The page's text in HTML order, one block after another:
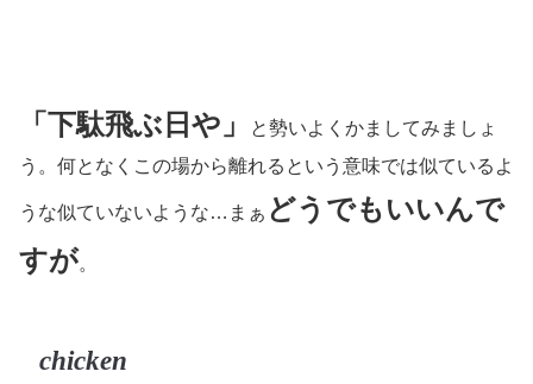
「下駄飛ぶ日や」
と勢いよくかましてみましょ
う。何となくこの場から離れるという意味では似ているよ
うな似ていないような…まぁ どうでもいいんで
すが。
chicken